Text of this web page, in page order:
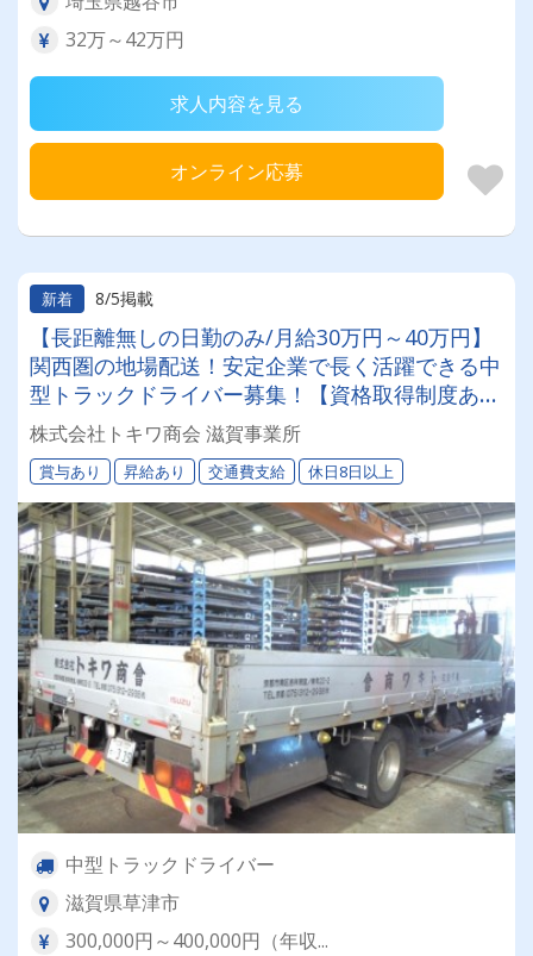
32万～42万円
求人内容を見る
オンライン応募
新着 8/5掲載
【長距離無しの日勤のみ/月給30万円～40万円】
関西圏の地場配送！安定企業で長く活躍できる中
型トラックドライバー募集！【資格取得制度あ
り】で未経験からでもスキルアップできる！手厚
いサポート体制と福利厚生が自慢です☆
株式会社トキワ商会 滋賀事業所
賞与あり 昇給あり 交通費支給 休日8日以上
中型トラックドライバー
滋賀県草津市
300,000円～400,000円（年収...